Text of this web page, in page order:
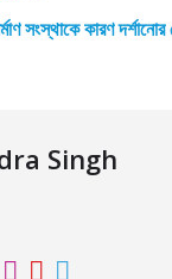
সংস্থাকে কারণ দর্শানোর
Singh